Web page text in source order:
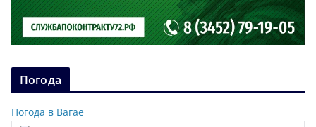
Погода
Погода в Вагае